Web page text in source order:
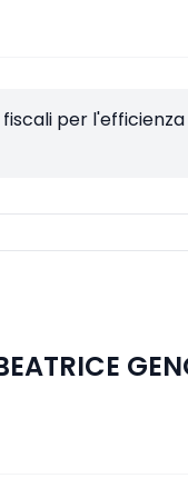
per l'efficienza